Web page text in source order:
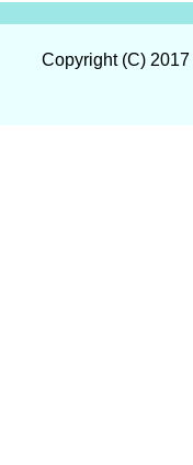
Copyright (C) 2017